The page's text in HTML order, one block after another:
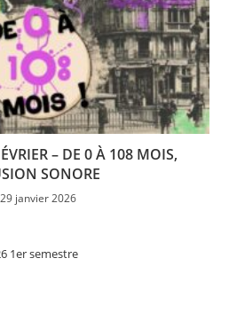
– DE 0 À 108 MOIS,
SONORE
29 janvier 2026
1er semestre